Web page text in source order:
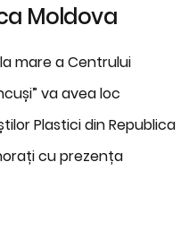
Moldova
mare a Centrului
va avea loc
Plastici din Republica
cu prezența